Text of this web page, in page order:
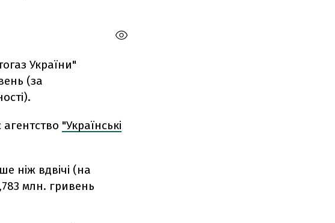
України"
(за
"Українські
ніж вдвічі (на
млн. гривень